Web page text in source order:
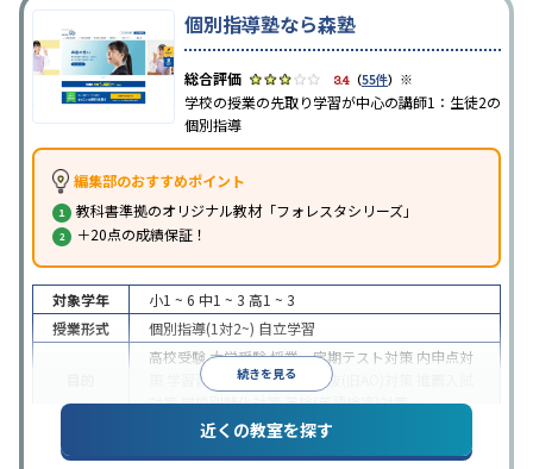
個別指導塾なら森塾
3.4 （55件） ※
学校の授業の先取り学習が中心の講師1：生徒2の
個別指導
編集部のおすすめポイント
教科書準拠のオリジナル教材「フォレスタシリーズ」
＋20点の成績保証！
続きを見る
対象学年 小1 ~ 6 中1 ~ 3 高1 ~ 3
授業形式
個別指導(1対2~) 自立学習
高校受験大学受験授業・定期テスト対策 内申点対
学習習慣の定着総合型選抜(旧AO)対策
対策学校別特化対策英検(英語検定)対策
成績保証制度あり1科目から受講可能
自習室あり
近くの教室を探す